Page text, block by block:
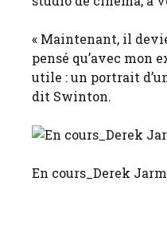
« Maintenant, il
pensé qu’avec mon
utile : un portrait
dit Swinton.
En cours_Derek